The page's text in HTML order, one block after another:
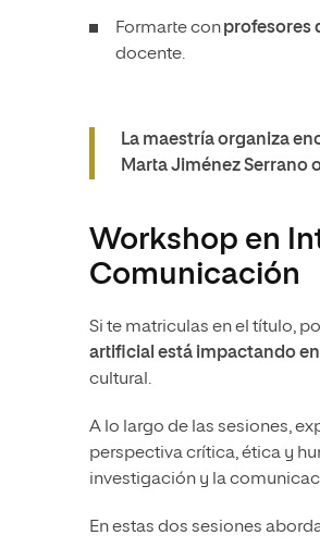
Formarte conprofesores
docente.
La maestría organiza
Marta Jiménez Serrano
Workshop en
Comunicación
Si te matriculas en el título,
artificial está impactando
cultural.
A lo largo de las sesiones,
perspectiva crítica, ética y
investigación y la
En estas dos sesiones